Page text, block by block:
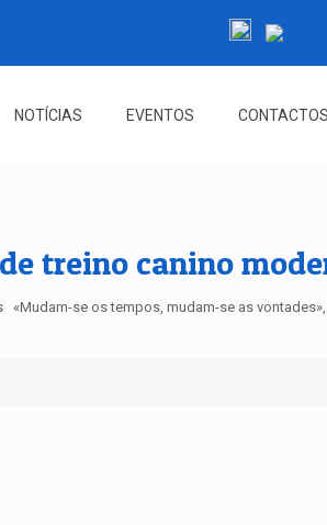
NOTÍCIAS EVENTOS CONTACTOS
treino canino
se os tempos, mudam-se as